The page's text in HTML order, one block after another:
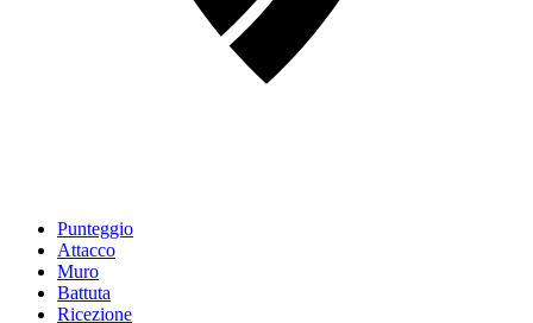
Punteggio
Attacco
Muro
Battuta
Ricezione